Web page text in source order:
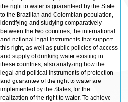
the right to water is guaranteed by the State
to the Brazilian and Colombian population,
identifying and studying comparatively
between the two countries, the international
and national legal instruments that support
this right, as well as public policies of access
and supply of drinking water existing in
these countries, also analyzing how the
legal and political instruments of protection
and guarantee of the right to water are
implemented by the States, for the
realization of the right to water. To achieve